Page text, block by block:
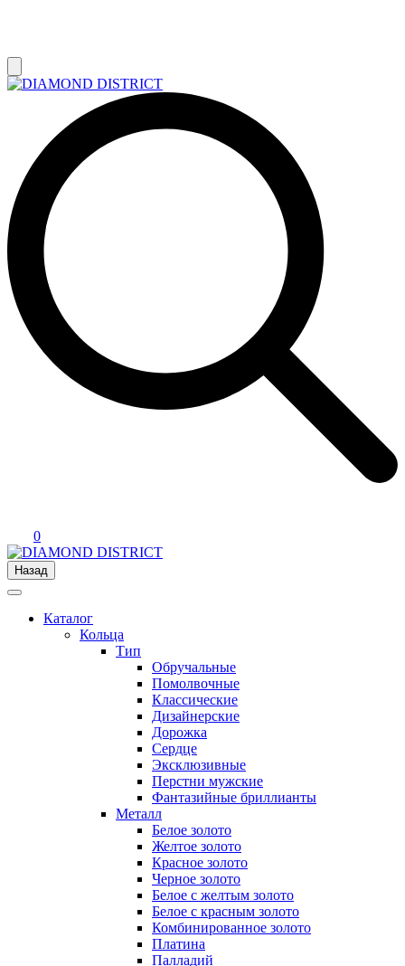
0
Назад
Каталог
Кольца
Тип
Обручальные
Помолвочные
Классические
Дизайнерские
Дорожка
Сердце
Эксклюзивные
Перстни мужские
Фантазийные бриллианты
Металл
Белое золото
Желтое золото
Красное золото
Черное золото
Белое с желтым золото
Белое с красным золото
Комбинированное золото
Платина
Палладий